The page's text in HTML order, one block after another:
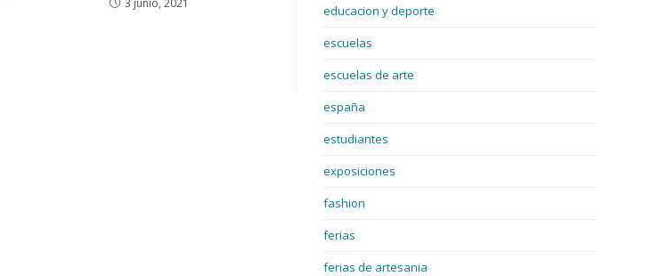
3 junio, 2021
educacion y deporte
escuelas
escuelas de arte
españa
estudiantes
exposiciones
fashion
ferias
ferias de artesania